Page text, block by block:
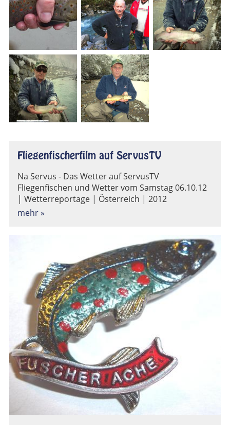
Fliegenfischerfilm auf ServusTV
Na Servus - Das Wetter auf ServusTV
Fliegenfischen und Wetter vom Samstag 06.10.12
| Wetterreportage | Österreich | 2012
mehr »